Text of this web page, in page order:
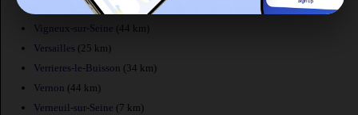
(34 km)
Vigneux-sur-Seine (44 km)
Versailles (25 km)
Verrieres-le-Buisson (34 km)
Vernon (44 km)
Verneuil-sur-Seine (7 km)